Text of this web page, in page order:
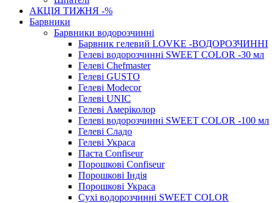
АКЦІЯ ТИЖНЯ -%
Барвники
Барвники водорозчинні
Барвник гелевий LOVKE -ВОДОРОЗЧИННІ
Гелеві водорозчинні SWEET COLOR -30 мл
Гелеві Chefmaster
Гелеві GUSTO
Гелеві Modecor
Гелеві UNIC
Гелеві Амеріколор
Гелеві водорозчинні SWEET COLOR -100 мл
Гелеві Сладо
Гелеві Украса
Паста Confiseur
Порошкові Confiseur
Порошкові Індія
Порошкові Украса
Сухі водорозчинні SWEET COLOR